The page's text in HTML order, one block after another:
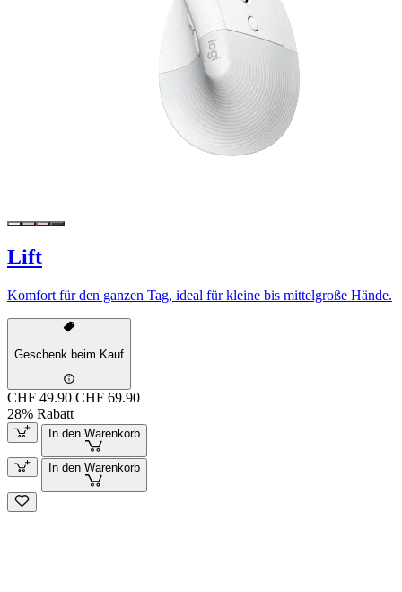
Lift
Komfort für den ganzen Tag, ideal für kleine bis mittelgroße Hände.
Geschenk beim Kauf
CHF 49.90 CHF 69.90
28% Rabatt
In den Warenkorb
In den Warenkorb